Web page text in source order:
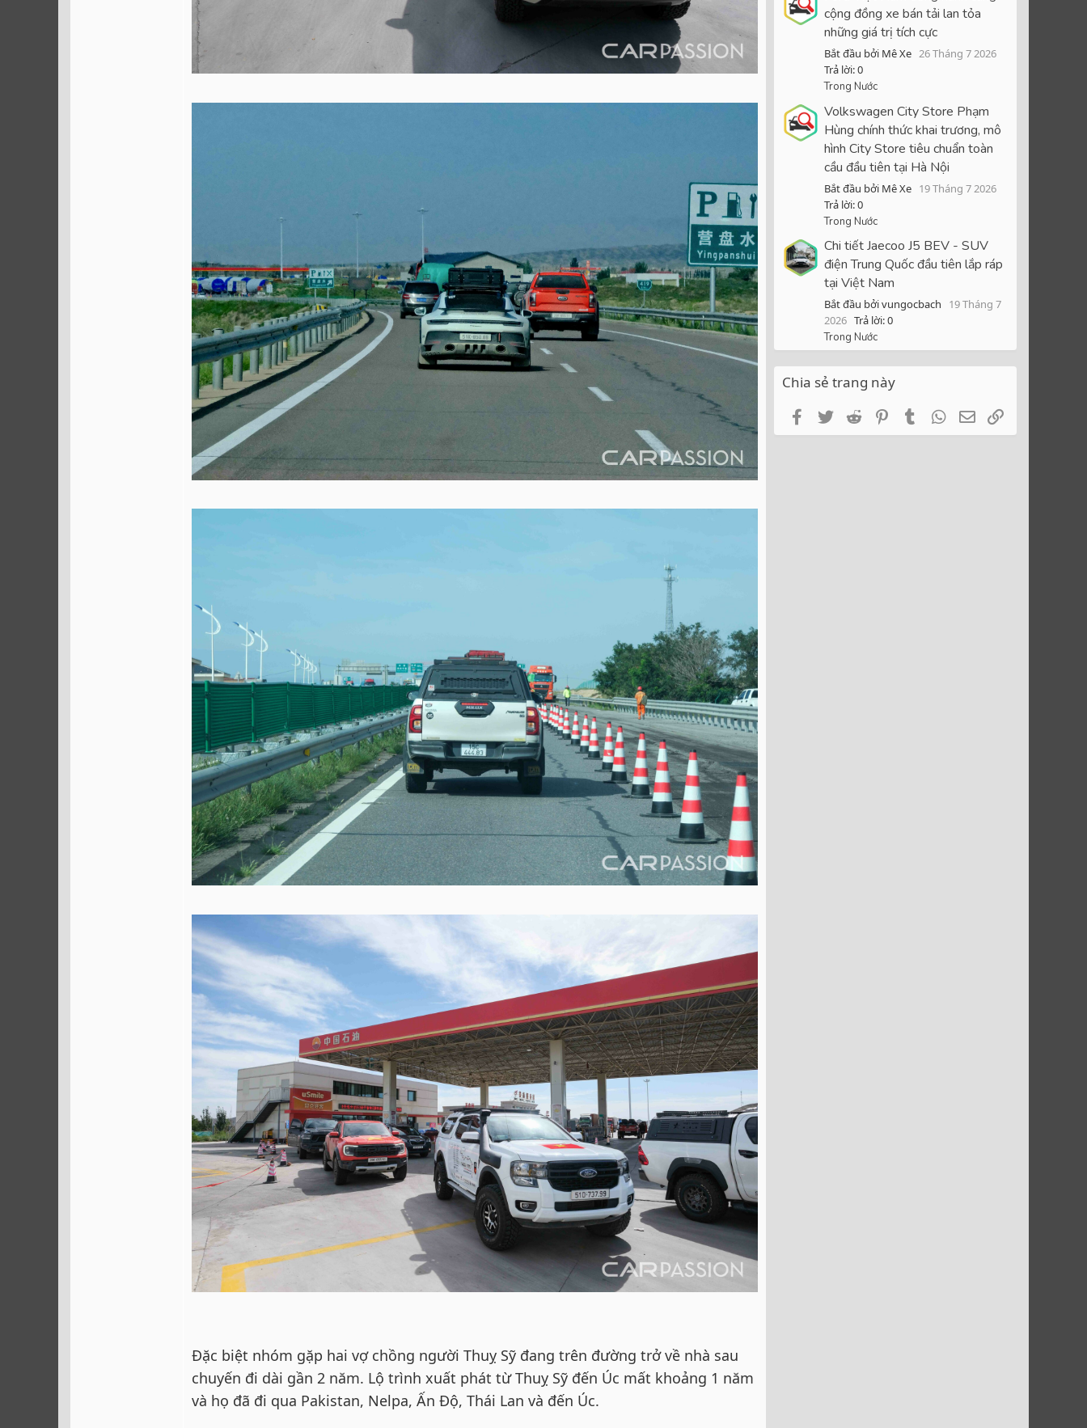
Đặc biệt nhóm gặp hai vợ chồng người Thuỵ Sỹ đang trên đường trở về nhà sau
chuyến đi dài gần 2 năm. Lộ trình xuất phát từ Thuỵ Sỹ đến Úc mất khoảng 1 năm
và họ đã đi qua Pakistan, Nelpa, Ấn Độ, Thái Lan và đến Úc.
cộng đồng xe bán tải lan tỏa
những giá trị tích cực
Bắt đầu bởi Mê Xe 26 Tháng 7 2026
Trả lời: 0
Trong Nước
Volkswagen City Store Phạm
Hùng chính thức khai trương, mô
hình City Store tiêu chuẩn toàn
cầu đầu tiên tại Hà Nội
Bắt đầu bởi Mê Xe 19 Tháng 7 2026
Trả lời: 0
Trong Nước
Chi tiết Jaecoo J5 BEV - SUV
điện Trung Quốc đầu tiên lắp ráp
tại Việt Nam
Bắt đầu bởi vungocbach
19 Tháng 7
2026 Trả lời: 0
Trong Nước
Chia sẻ trang này
FacebookTwitterRedditPinterestTumblrWhatsApp
Email